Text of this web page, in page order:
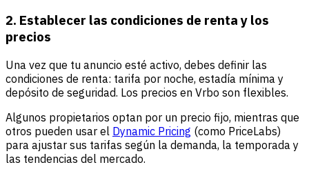
2. Establecer las condiciones de renta y los
precios
Una vez que tu anuncio esté activo, debes definir las
condiciones de renta: tarifa por noche, estadía mínima y
depósito de seguridad. Los precios en Vrbo son flexibles.
Algunos propietarios optan por un precio fijo, mientras que
otros pueden usar el Dynamic Pricing (como PriceLabs)
para ajustar sus tarifas según la demanda, la temporada y
las tendencias del mercado.